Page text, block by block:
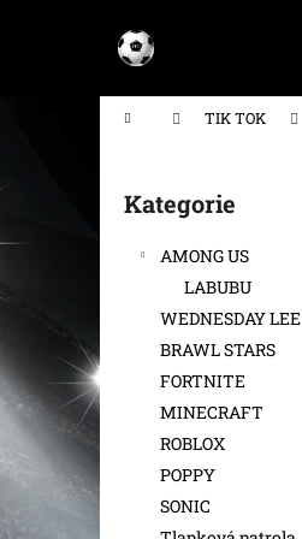
Domů TIK TOK
n
n
í
p
a
n
Přeskočit
kategorie
Kategorie
AMONG US
LABUBU
WEDNESDAY LEE
BRAWL STARS
FORTNITE
MINECRAFT
ROBLOX
POPPY
SONIC
Zpět
Zpět